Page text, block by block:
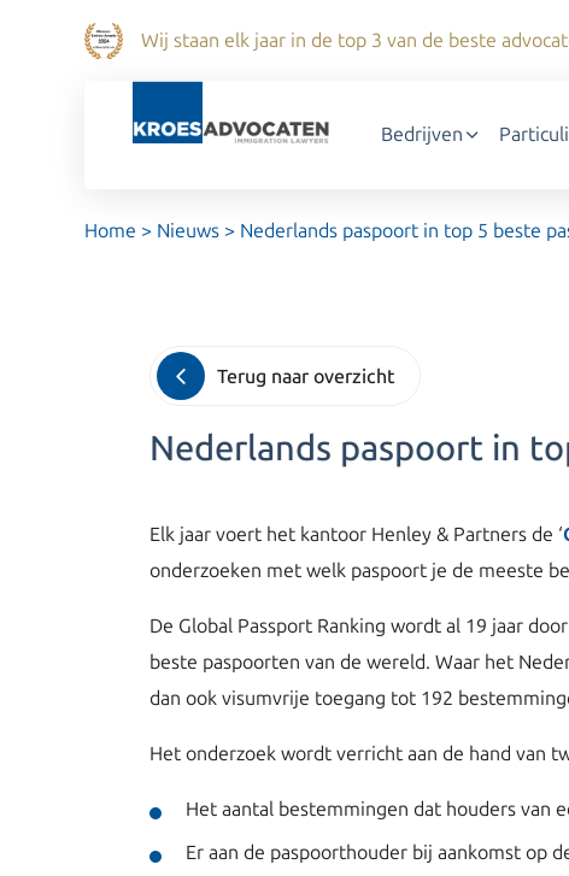
Wij staan elk jaar in de top 3 van de beste
Bedrijven
Home > Nieuws > Nederlands paspoort in top 5 beste
Terug naar overzicht
Nederlands paspoort in
Elk jaar voert het kantoor Henley & Partners de ‘
onderzoeken met welk paspoort je de meeste
De Global Passport Ranking wordt al 19 jaar
beste paspoorten van de wereld. Waar het
dan ook visumvrije toegang tot 192
Het onderzoek wordt verricht aan de hand van
Het aantal bestemmingen dat houders van
Er aan de paspoorthouder bij aankomst op